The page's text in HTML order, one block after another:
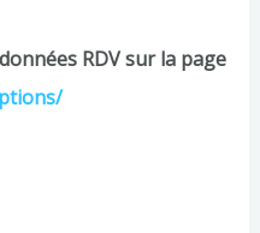
RDV sur la page